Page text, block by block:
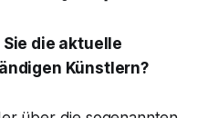
Sie die aktuelle
Künstlern?